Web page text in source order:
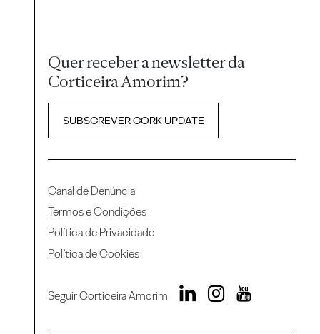
Quer receber a newsletter da
Corticeira Amorim?
SUBSCREVER CORK UPDATE
Canal de Denúncia
Termos e Condições
Política de Privacidade
Política de Cookies
Seguir Corticeira Amorim